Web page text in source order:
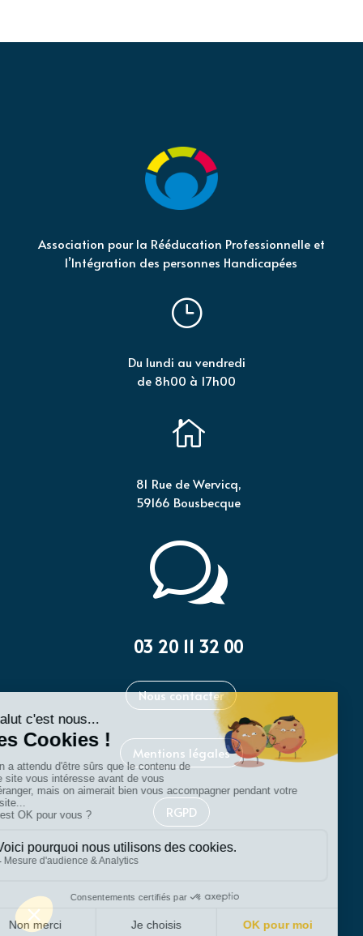
Association pour la Rééducation Professionnelle et
l’Intégration des personnes Handicapées
}
Du lundi au vendredi
de 8h00 à 17h00

81 Rue de Wervicq,
59166 Bousbecque
w
03 20 11 32 00
Nous contacter
Mentions légales
RGPD